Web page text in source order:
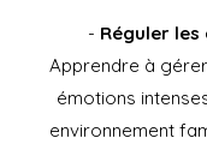
- Réguler
Apprendre à
émotions
environnement